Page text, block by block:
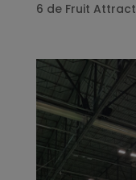
6 de Fruit